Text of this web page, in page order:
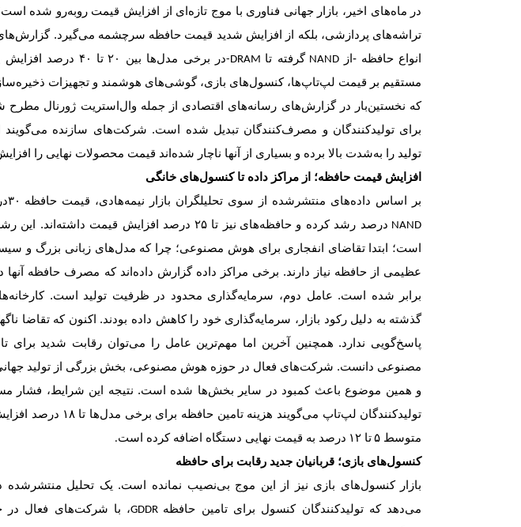
در ماه‌های اخیر، بازار جهانی فناوری با موج تازه‌ای از افزایش قیمت روبه‌رو شده
تراشه‌های پردازشی، بلکه از افزایش شدید قیمت حافظه سرچشمه می‌گیرد.
انواع حافظه -از
گرفته تاNAND- در برخی مدل‌ها بین ۲۰ تا ۴۰ درصد افزایش
مستقیم بر قیمت لپ‌تاپ‌ها، کنسول‌های بازی، گوشی‌های هوشمند و تجهیزات
که نخستین‌بار در گزارش‌های رسانه‌های اقتصادی از جمله وال‌استریت ژورنال مطرح
برای تولیدکنندگان و مصرف‌کنندگان تبدیل شده است. شرکت‌های سازنده می‌گویند
تولید را به‌شدت بالا برده و بسیاری از آنها ناچار شده‌اند قیمت محصولات نهایی را
افزایش قیمت حافظه؛ از مراکز داده تا کنسول‌های خانگی
بر اساس داده‌های منتشرشده از سوی تحلیلگران بازار نیمه‌هادی، قیمت حافظه ۳۰
درصد رشد کرده و حافظه‌های NAND نیز تا۲۵ درصد افزایش قیمت داشته‌اند. این
است؛ ابتدا تقاضای انفجاری برای هوش مصنوعی؛ چرا که مدل‌های زبانی بزرگ و
عظیمی از حافظه نیاز دارند. برخی مراکز داده گزارش داده‌اند که مصرف حافظه
برابر شده است. عامل دوم، سرمایه‌گذاری محدود در ظرفیت تولید است.
گذشته به دلیل رکود بازار، سرمایه‌گذاری خود را کاهش داده بودند. اکنون که تقاضا
پاسخ‌گویی ندارد. همچنین آخرین اما مهم‌ترین عامل را می‌توان رقابت شدید
مصنوعی دانست. شرکت‌های فعال در حوزه هوش مصنوعی، بخش بزرگی از تولید جهانی
و همین موضوع باعث کمبود در سایر بخش‌ها شده است. نتیجه این شرایط، فشار
تولیدکنندگان لپ‌تاپ می‌گویند هزینه تامین حافظه برای برخی مدل‌ها تا ۱۸ درصد
متوسط ۵ تا ۱۲ درصد به قیمت نهایی دستگاه اضافه کرده است.
کنسول‌های بازی؛ قربانیان جدید رقابت برای حافظه
بازار کنسول‌های بازی نیز از این موج بی‌نصیب نمانده است. یک تحلیل منتشرشده
می‌دهد که تولیدکنندگان کنسول برای تامین حافظه
، با شرکت‌های فعال